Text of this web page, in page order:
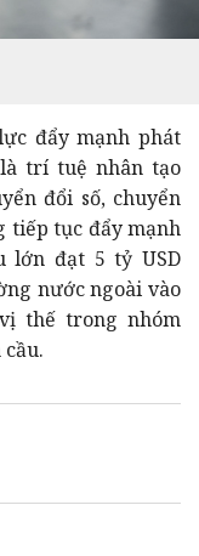
đẩy mạnh phát
trí tuệ nhân tạo
đổi số, chuyển
tiếp tục đẩy mạnh
lớn đạt 5 tỷ USD
nước ngoài vào
thế trong nhóm